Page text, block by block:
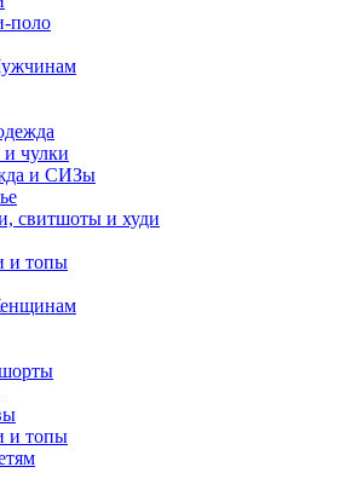
поло
чулки
и СИЗы
свитшоты и худи
и топы
и топы